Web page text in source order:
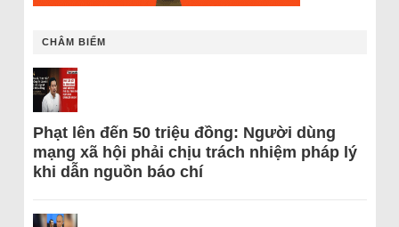
CHÂM BIẾM
Phạt lên đến 50 triệu đồng: Người dùng
mạng xã hội phải chịu trách nhiệm pháp lý
khi dẫn nguồn báo chí